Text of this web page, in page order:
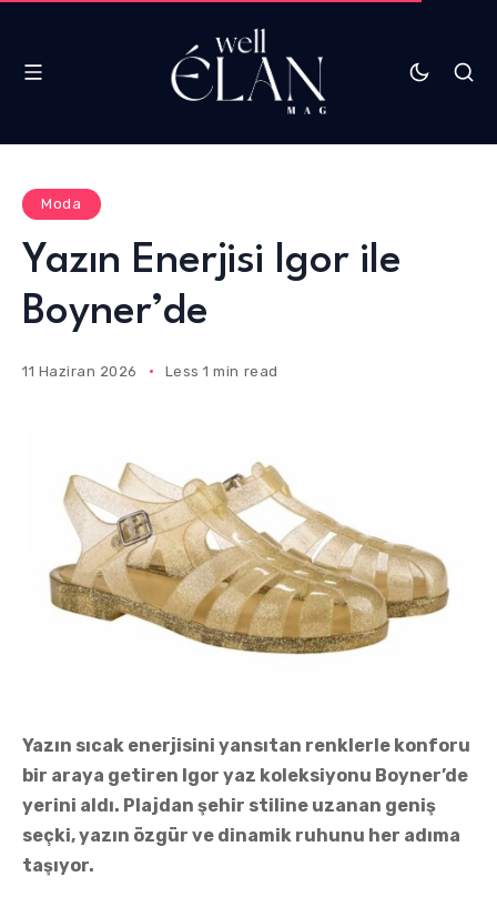
Moda
Yazın Enerjisi Igor ile
Boyner’de
11 Haziran 2026 Less 1 min read
Yazın sıcak enerjisini yansıtan renklerle konforu
bir araya getiren Igor yaz koleksiyonu Boyner’de
yerini aldı. Plajdan şehir stiline uzanan geniş
seçki, yazın özgür ve dinamik ruhunu her adıma
taşıyor.